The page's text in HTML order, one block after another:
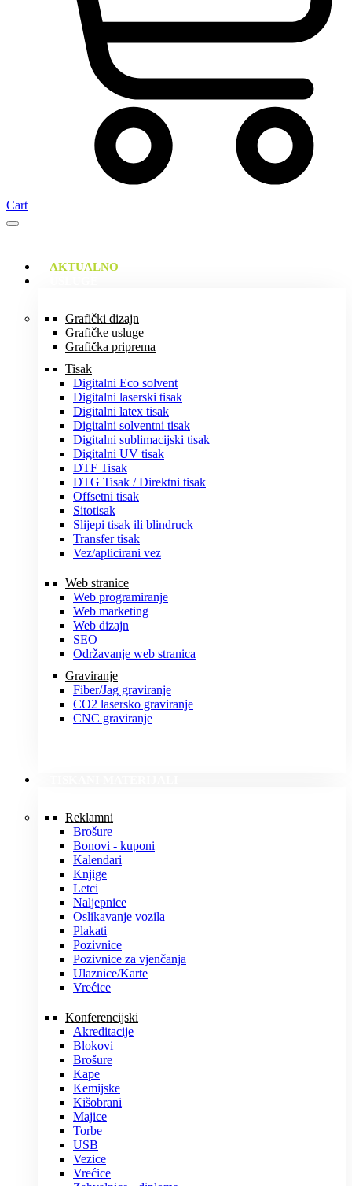
Cart
AKTUALNO
Grafički dizajn
Grafičke usluge
Grafička priprema
Tisak
Digitalni Eco solvent
Digitalni laserski tisak
Digitalni latex tisak
Digitalni solventni tisak
Digitalni sublimacijski tisak
Digitalni UV tisak
DTF Tisak
DTG Tisak / Direktni tisak
Offsetni tisak
Sitotisak
Slijepi tisak ili blindruck
Transfer tisak
Vez/aplicirani vez
Web stranice
Web programiranje
Web marketing
Web dizajn
SEO
Održavanje web stranica
Graviranje
Fiber/Jag graviranje
CO2 lasersko graviranje
CNC graviranje
Reklamni
Brošure
Bonovi - kuponi
Kalendari
Knjige
Letci
Naljepnice
Oslikavanje vozila
Plakati
Pozivnice
Pozivnice za vjenčanja
Ulaznice/Karte
Vrećice
Konferencijski
Akreditacije
Blokovi
Brošure
Kape
Kemijske
Kišobrani
Majice
Torbe
USB
Vezice
Vrećice